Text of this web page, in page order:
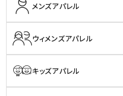
メンズアパレル
ウィメンズアパレル
キッズアパレル